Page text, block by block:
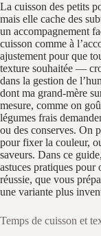
La cuisson des petits
mais elle cache des
un accompagnement
cuisson comme à
ajustement pour que
texture souhaitée —
dans la gestion de
dont ma grand‑mère
mesure, comme on
légumes frais
ou des conserves. On
pour fixer la couleur,
saveurs. Dans ce
astuces pratiques pour
réussie, que vous
une variante plus
Temps de cuisson et